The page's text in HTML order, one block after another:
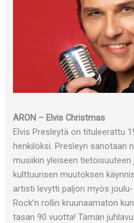
ARON – Elvis Christmas
Elvis Presleytä on tituleerattu
henkilöksi. Presleyn sanotaan
musiikin yleiseen
kulttuurisen muutoksen
artisti levytti paljon myös joulu-
Rock’n rollin kruunaamaton
tasan 90 vuotta! Tämän